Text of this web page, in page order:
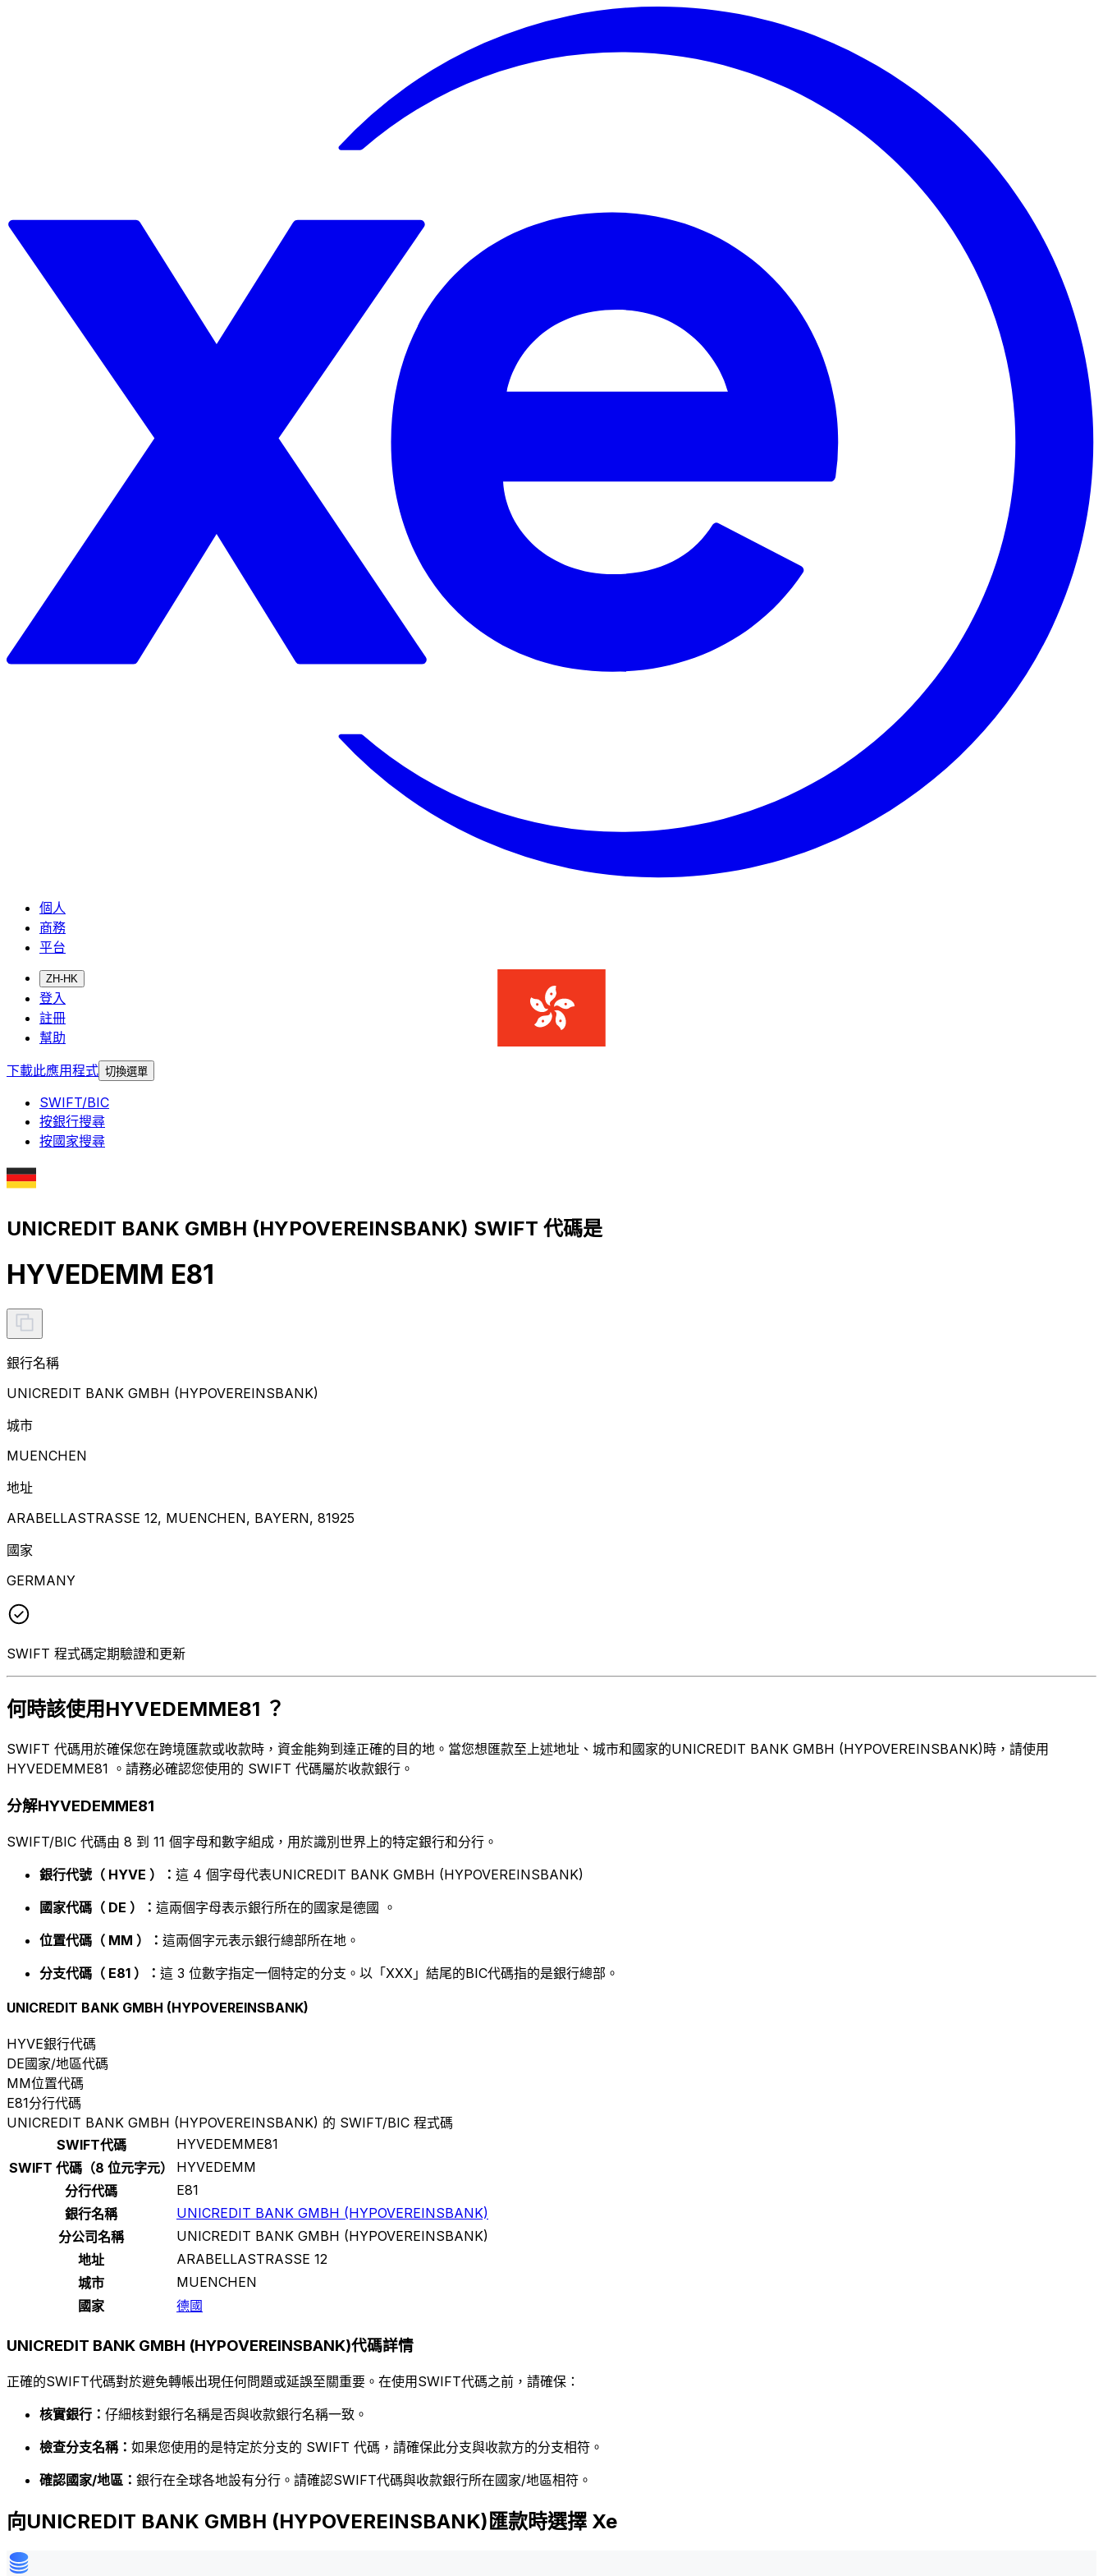
個人
商務
平台
ZH-HK
登入
註冊
幫助
下載此應用程式 切換選單
SWIFT/BIC
按銀行搜尋
按國家搜尋
UNICREDIT BANK GMBH (HYPOVEREINSBANK) SWIFT 代碼是
HYVEDEMM E81
銀行名稱
UNICREDIT BANK GMBH (HYPOVEREINSBANK)
城市
MUENCHEN
地址
ARABELLASTRASSE 12, MUENCHEN, BAYERN, 81925
國家
GERMANY
SWIFT 程式碼定期驗證和更新
何時該使用HYVEDEMME81 ？
SWIFT 代碼用於確保您在跨境匯款或收款時，資金能夠到達正確的目的地。當您想匯款至上述地址、城市和國家的UNICREDIT BANK GMBH (HYPOVEREINSBANK)時，請使用
HYVEDEMME81 。請務必確認您使用的 SWIFT 代碼屬於收款銀行。
分解HYVEDEMME81
SWIFT/BIC 代碼由 8 到 11 個字母和數字組成，用於識別世界上的特定銀行和分行。
銀行代號（ HYVE ）： 這 4 個字母代表UNICREDIT BANK GMBH (HYPOVEREINSBANK)
國家代碼（ DE ）： 這兩個字母表示銀行所在的國家是德國 。
位置代碼（ MM ）： 這兩個字元表示銀行總部所在地。
分支代碼（ E81 ）： 這 3 位數字指定一個特定的分支。以「XXX」結尾的BIC代碼指的是銀行總部。
UNICREDIT BANK GMBH (HYPOVEREINSBANK)
HYVE銀行代碼
DE國家/地區代碼
MM位置代碼
E81分行代碼
UNICREDIT BANK GMBH (HYPOVEREINSBANK) 的 SWIFT/BIC 程式碼
SWIFT代碼
HYVEDEMME81
SWIFT 代碼（8 位元字元）
HYVEDEMM
分行代碼
E81
銀行名稱
UNICREDIT BANK GMBH (HYPOVEREINSBANK)
分公司名稱
UNICREDIT BANK GMBH (HYPOVEREINSBANK)
地址
ARABELLASTRASSE 12
城市
MUENCHEN
國家
德國
UNICREDIT BANK GMBH (HYPOVEREINSBANK)代碼詳情
正確的SWIFT代碼對於避免轉帳出現任何問題或延誤至關重要。在使用SWIFT代碼之前，請確保：
核實銀行： 仔細核對銀行名稱是否與收款銀行名稱一致。
檢查分支名稱： 如果您使用的是特定於分支的 SWIFT 代碼，請確保此分支與收款方的分支相符。
確認國家/地區： 銀行在全球各地設有分行。請確認SWIFT代碼與收款銀行所在國家/地區相符。
向UNICREDIT BANK GMBH (HYPOVEREINSBANK)匯款時選擇 Xe